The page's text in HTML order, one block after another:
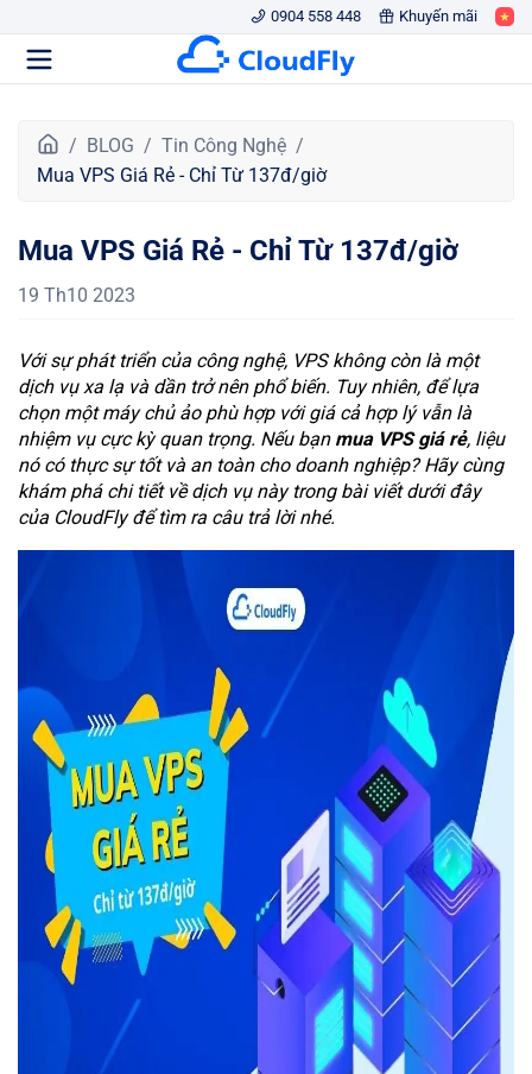
0904 558 448 Khuyến mãi
r
g
h
BLOG
Tin Công Nghệ
Mua VPS Giá Rẻ - Chỉ Từ 137đ/giờ
Mua VPS Giá Rẻ - Chỉ Từ 137đ/giờ
19 Th10 2023
Với sự phát triển của công nghệ, VPS không còn là một
dịch vụ xa lạ và dần trở nên phổ biến. Tuy nhiên, để lựa
chọn một máy chủ ảo phù hợp với giá cả hợp lý vẫn là
nhiệm vụ cực kỳ quan trọng. Nếu bạn mua VPS giá rẻ, liệu
nó có thực sự tốt và an toàn cho doanh nghiệp? Hãy cùng
khám phá chi tiết về dịch vụ này trong bài viết dưới đây
của CloudFly để tìm ra câu trả lời nhé.